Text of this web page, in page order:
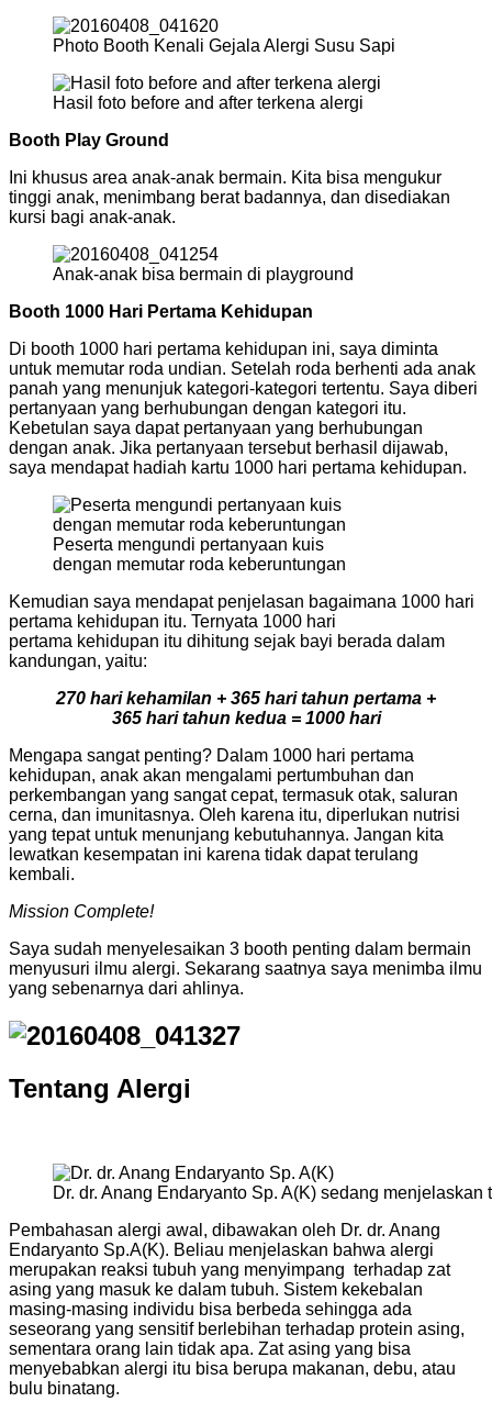
Photo Booth Kenali Gejala Alergi Susu Sapi
Hasil foto before and after terkena alergi
Booth Play Ground
Ini khusus area anak-anak bermain. Kita bisa mengukur
tinggi anak, menimbang berat badannya, dan disediakan
kursi bagi anak-anak.
Anak-anak bisa bermain di playground
Booth 1000 Hari Pertama Kehidupan
Di booth 1000 hari pertama kehidupan ini, saya diminta
untuk memutar roda undian. Setelah roda berhenti ada anak
panah yang menunjuk kategori-kategori tertentu. Saya diberi
pertanyaan yang berhubungan dengan kategori itu.
Kebetulan saya dapat pertanyaan yang berhubungan
dengan anak. Jika pertanyaan tersebut berhasil dijawab,
saya mendapat hadiah kartu 1000 hari pertama kehidupan.
Peserta mengundi pertanyaan kuis
dengan memutar roda keberuntungan
Kemudian saya mendapat penjelasan bagaimana 1000 hari
pertama kehidupan itu. Ternyata 1000 hari
pertama kehidupan itu dihitung sejak bayi berada dalam
kandungan, yaitu:
270 hari kehamilan + 365 hari tahun pertama +
365 hari tahun kedua = 1000 hari
Mengapa sangat penting? Dalam 1000 hari pertama
kehidupan, anak akan mengalami pertumbuhan dan
perkembangan yang sangat cepat, termasuk otak, saluran
cerna, dan imunitasnya. Oleh karena itu, diperlukan nutrisi
yang tepat untuk menunjang kebutuhannya. Jangan kita
lewatkan kesempatan ini karena tidak dapat terulang
kembali.
Mission Complete!
Saya sudah menyelesaikan 3 booth penting dalam bermain
menyusuri ilmu alergi. Sekarang saatnya saya menimba ilmu
yang sebenarnya dari ahlinya.
Tentang Alergi
Dr. dr. Anang Endaryanto Sp. A(K) sedang
Pembahasan alergi awal, dibawakan oleh Dr. dr. Anang
Endaryanto Sp.A(K). Beliau menjelaskan bahwa alergi
merupakan reaksi tubuh yang menyimpang terhadap zat
asing yang masuk ke dalam tubuh. Sistem kekebalan
masing-masing individu bisa berbeda sehingga ada
seseorang yang sensitif berlebihan terhadap protein asing,
sementara orang lain tidak apa. Zat asing yang bisa
menyebabkan alergi itu bisa berupa makanan, debu, atau
bulu binatang.